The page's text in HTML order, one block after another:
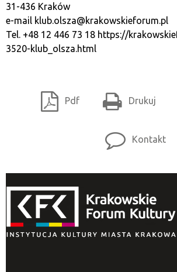
31-436 Kraków
e-mail klub.olsza@krakowskieforum.pl
Tel. +48 12 446 73 18 https://
3520-klub_olsza.html
Pdf Drukuj
Kontakt